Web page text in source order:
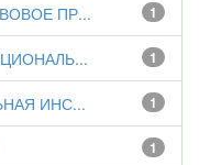
1
ПР...
1
1
ИНС...
1